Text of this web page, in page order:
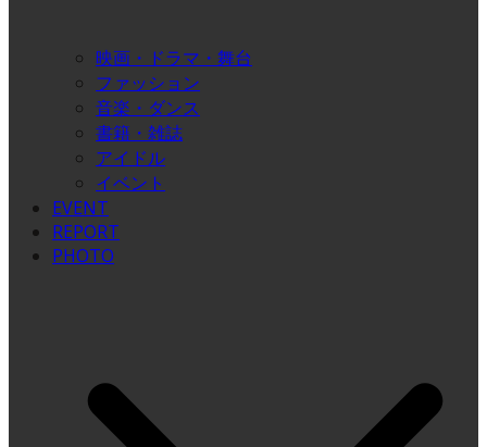
映画・ドラマ・舞台
ファッション
音楽・ダンス
書籍・雑誌
アイドル
イベント
EVENT
REPORT
PHOTO